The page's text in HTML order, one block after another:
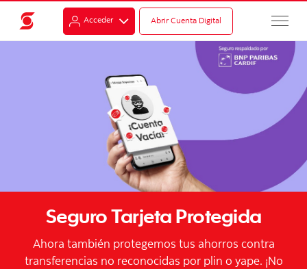
Acceder Abrir Cuenta Digital
Seguro Tarjeta Protegida
Ahora también protegemos tus ahorros contra
transferencias no reconocidas por plin o yape. ¡No